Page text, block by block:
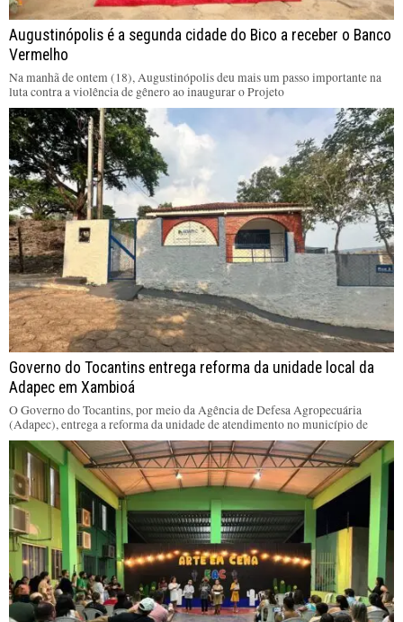
Augustinópolis é a segunda cidade do Bico a receber o Banco
Vermelho
Na manhã de ontem (18), Augustinópolis deu mais um passo importante na
luta contra a violência de gênero ao inaugurar o Projeto
Governo do Tocantins entrega reforma da unidade local da
Adapec em Xambioá
O Governo do Tocantins, por meio da Agência de Defesa Agropecuária
(Adapec), entrega a reforma da unidade de atendimento no município de